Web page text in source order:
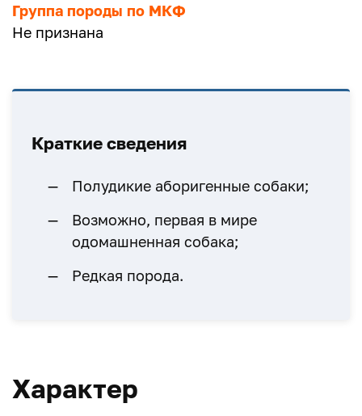
Группа породы по МКФ
Не признана
Краткие сведения
Полудикие аборигенные собаки;
Возможно, первая в мире
одомашненная собака;
Редкая порода.
Характер